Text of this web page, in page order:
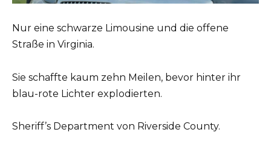
Nur eine schwarze Limousine und die offene
Straße in Virginia.
Sie schaffte kaum zehn Meilen, bevor hinter ihr
blau-rote Lichter explodierten.
Sheriff’s Department von Riverside County.